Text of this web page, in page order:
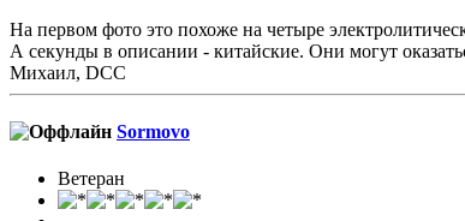
На первом фото это похоже на четыре
А секунды в описании - китайские. Они могут
Михаил, DCC
Sormovo
Ветеран